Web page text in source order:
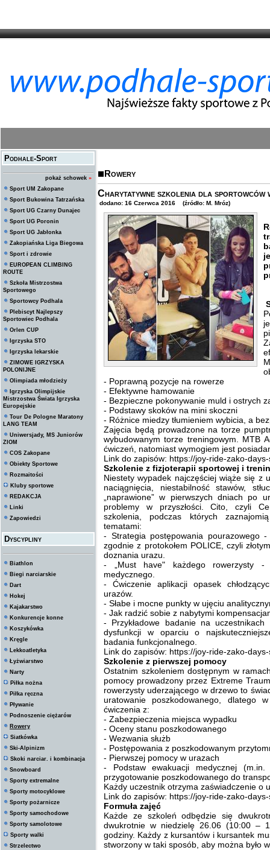
Podhale-Sport
pokaż schowek »
Sport UM Zakopane
Sport Bukowina Tatrzańska
Sport UG Czarny Dunajec
Sport UG Poronin
Sport UG Jabłonka
Zakopiańska Liga Biegowa
Sport i zdrowie
EUROPEAN CLIMBING
ROUTE
Szkoła Mistrzostwa
Sportowego
Sportowcy Podhala
Plebiscyt Najlepszy
Sportowiec Podhala
Orlen CUP
Igrzyska STO
Igrzyska lekarskie
ZIMOWE IGRZYSKA
POLONIJNE
Olimpiada młodzieży
Igrzyska Olimpijskie
Mistrzostwa Świata Igrzyska
Europejskie
Tour De Pologne Maratony
LANG TEAM
Uniwersjady, MS Juniorów
ZIOM
COS Zakopane
Obiekty Sportowe
Rozmaitości
Kluby sportowe
REDAKCJA
Linki
Zapowiedzi
Dyscypliny
Biathlon
Biegi narciarskie
Dart
Hokej
Kajakarstwo
Konkurencje konne
Koszykówka
Kręgle
Lekkoatletyka
Łyżwiarstwo
Narty
Piłka nożna
Piłka ręczna
Pływanie
Podnoszenie ciężarów
Rowery
Siatkówka
Ski-Alpinizm
Skoki narciar. i kombinacja
Snowboard
Sporty extremalne
Sporty motocyklowe
Sporty pożarnicze
Sporty samochodowe
Sporty samolotowe
Sporty walki
Strzelectwo
Rowery
Charytatywne szkolenia dla sportowców
dodano: 16 Czerwca 2016 (źródło: M. Mróz)
- Poprawną pozycje na rowerze
- Efektywne hamowanie
- Bezpieczne pokonywanie muld i ostrych
- Podstawy skoków na mini skoczni
- Różnice miedzy tłumieniem wybicia, a
Zajęcia będą prowadzone na torze
wybudowanym torze treningowym. MTB
ćwiczeń, natomiast wymogiem jest
Link do zapisów: https://joy-ride-zako-
Szkolenie z fizjoterapii sportowej i
Niestety wypadek najczęściej wiąże się z
naciągnięcia, niestabilność stawów,
„naprawione” w pierwszych dniach po
problemy w przyszłości. Cito, czyli
szkolenia, podczas których
tematami:
- Strategia postępowania pourazowego
zgodnie z protokołem POLICE, czyli
doznania urazu.
- „Must have" każdego rowerzysty -
medycznego.
- Ćwiczenie aplikacji opasek
urazów.
- Słabe i mocne punkty w ujęciu
- Jak radzić sobie z nabytymi
- Przykładowe badanie na
dysfunkcji w oparciu o
badania funkcjonalnego.
Link do zapisów: https://joy-ride-zako-
Szkolenie z pierwszej pomocy
Ostatnim szkoleniem dostępnym w
pomocy prowadzony przez Extreme
rowerzysty uderzającego w drzewo to
uratowanie poszkodowanego, dlatego
ćwiczenia z:
- Zabezpieczenia miejsca wypadku
- Oceny stanu poszkodowanego
- Wezwania służb
- Postępowania z poszkodowanym
- Pierwszej pomocy w urazach
- Podstaw ewakuacji medycznej
przygotowanie poszkodowanego do
Każdy uczestnik otrzyma zaświadczenie o
Link do zapisów: https://joy-ride-zako-
Formuła zajęć
Każde ze szkoleń odbędzie się
dwukrotnie w niedzielę 26.06 (10:00 –
godziny. Każdy z kursantów i kursantek
stworzony w taki sposób, aby można było